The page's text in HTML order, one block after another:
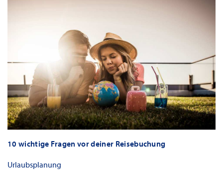
10 wichtige Fragen vor deiner Reisebuchung
Urlaubsplanung